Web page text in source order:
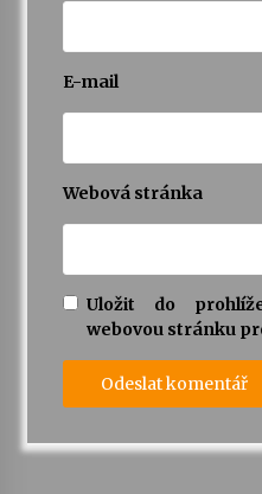
E-mail
Webová stránka
Uložit do
webovou stránku